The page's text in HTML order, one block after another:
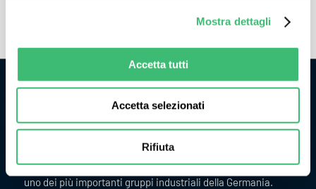
Mostra dettagli
Accetta tutti
Accetta selezionati
Rifiuta
La GMC Instruments Italia è la filiale italiana del gruppo
GMC-Instruments GmbH
settore della misura e del controllo industriale. Fa parte di
uno dei più importanti gruppi industriali della Germania.